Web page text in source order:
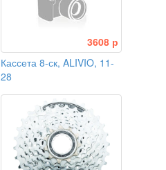
3608 р
Кассета 8-ск, ALIVIO, 11-
28